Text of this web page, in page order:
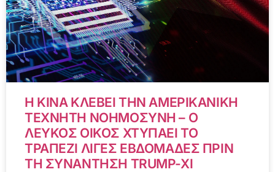
Η ΚΙΝΑ ΚΛΕΒΕΙ ΤΗΝ ΑΜΕΡΙΚΑΝΙΚΗ
ΤΕΧΝΗΤΗ ΝΟΗΜΟΣΥΝΗ – Ο
ΛΕΥΚΟΣ ΟΙΚΟΣ ΧΤΥΠΑΕΙ ΤΟ
ΤΡΑΠΕΖΙ ΛΙΓΕΣ ΕΒΔΟΜΑΔΕΣ ΠΡΙΝ
ΤΗ ΣΥΝΑΝΤΗΣΗ TRUMP-XI